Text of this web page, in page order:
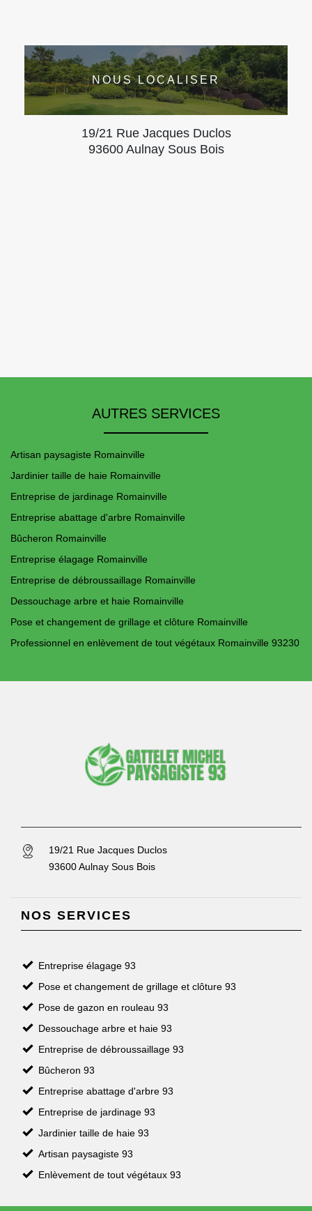
NOUS LOCALISER
19/21 Rue Jacques Duclos
93600 Aulnay Sous Bois
AUTRES SERVICES
Artisan paysagiste Romainville
Jardinier taille de haie Romainville
Entreprise de jardinage Romainville
Entreprise abattage d'arbre Romainville
Bûcheron Romainville
Entreprise élagage Romainville
Entreprise de débroussaillage Romainville
Dessouchage arbre et haie Romainville
Pose et changement de grillage et clôture Romainville
Professionnel en enlèvement de tout végétaux Romainville 93230
19/21 Rue Jacques Duclos
93600 Aulnay Sous Bois
NOS SERVICES
Entreprise élagage 93
Pose et changement de grillage et clôture 93
Pose de gazon en rouleau 93
Dessouchage arbre et haie 93
Entreprise de débroussaillage 93
Bûcheron 93
Entreprise abattage d'arbre 93
Entreprise de jardinage 93
Jardinier taille de haie 93
Artisan paysagiste 93
Enlèvement de tout végétaux 93